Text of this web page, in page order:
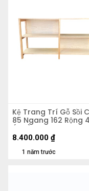
Kệ Trang Trí Gỗ Sồi
85 Ngang 162 Rộng
(cm)
1 năm trước
8.400.000 ₫